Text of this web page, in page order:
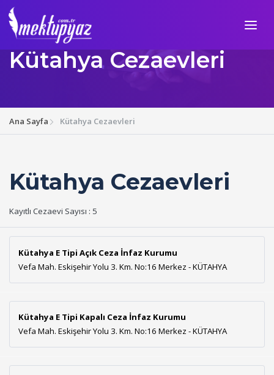
Kütahya Cezaevleri
Ana Sayfa Kütahya Cezaevleri
Kütahya Cezaevleri
Kayıtlı Cezaevi Sayısı : 5
Kütahya E Tipi Açık Ceza İnfaz Kurumu
Vefa Mah. Eskişehir Yolu 3. Km. No:16 Merkez - KÜTAHYA
Kütahya E Tipi Kapalı Ceza İnfaz Kurumu
Vefa Mah. Eskişehir Yolu 3. Km. No:16 Merkez - KÜTAHYA